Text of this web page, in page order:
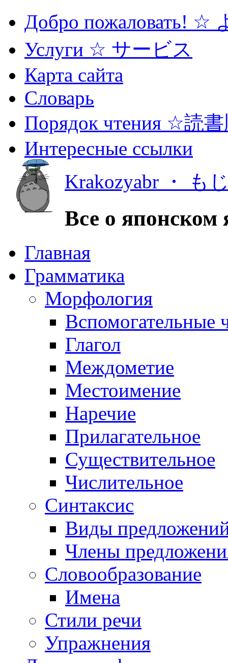
Добро пожаловать! ☆
Услуги ☆ サービス
Карта сайта
Словарь
Порядок чтения ☆読
Интересные ссылки
Krakozyabr ・ も
Все о японском
Главная
Грамматика
Морфология
Вспомогательные
Глагол
Междометие
Местоимение
Наречие
Прилагательное
Существительное
Числительное
Синтаксис
Виды
Члены
Словообразование
Имена
Стили речи
Упражнения